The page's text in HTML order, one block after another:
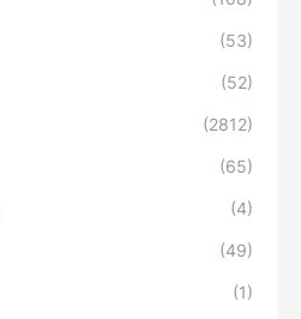
(53)
(52)
(2812)
(65)
(4)
(49)
(1)